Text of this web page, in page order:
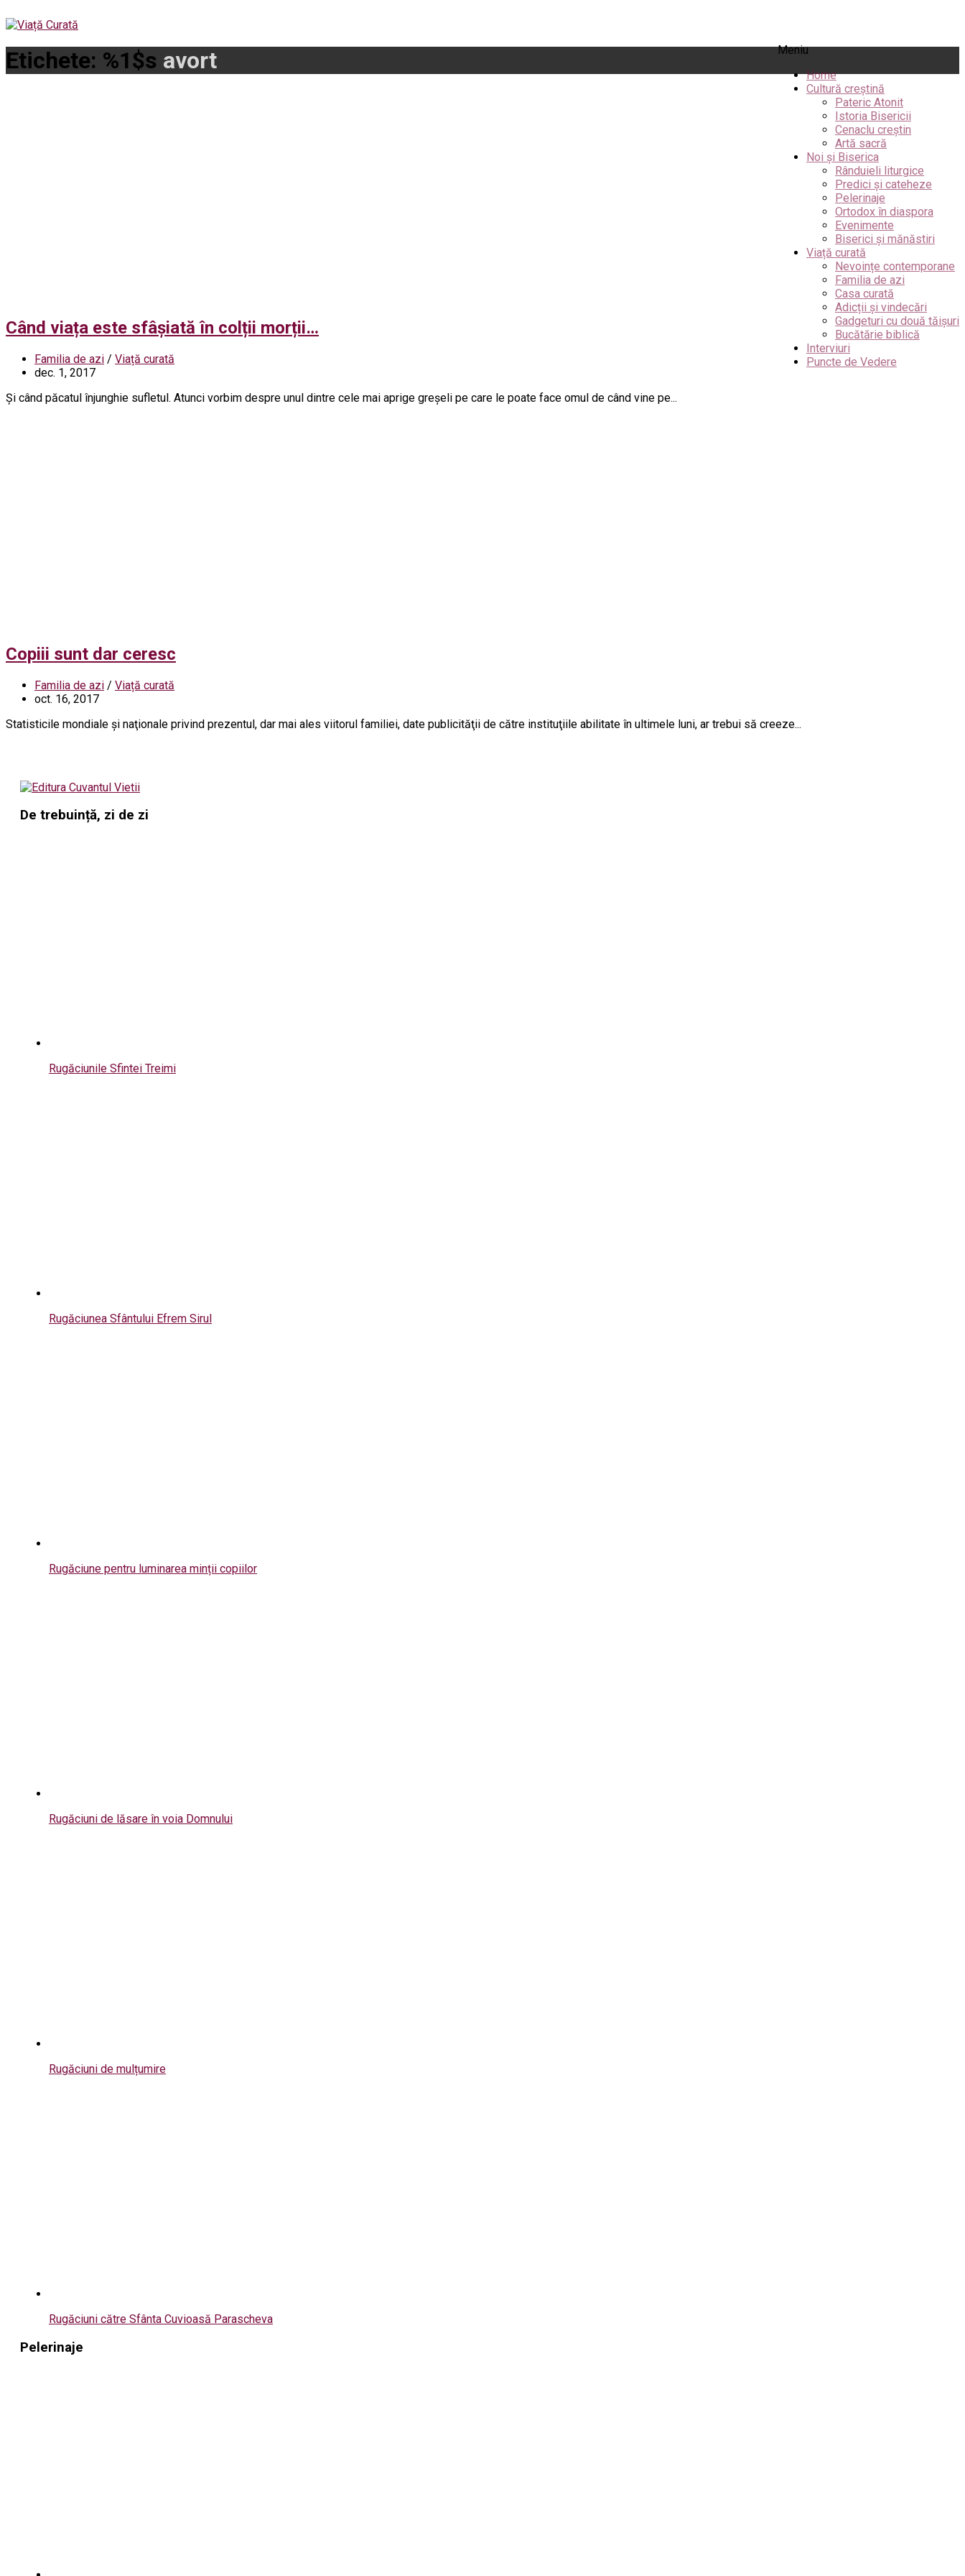
Meniu
Home
Cultură creștină
Pateric Atonit
Istoria Bisericii
Cenaclu creștin
Artă sacră
Noi și Biserica
Rânduieli liturgice
Predici și cateheze
Pelerinaje
Ortodox în diaspora
Evenimente
Biserici și mănăstiri
Viață curată
Nevoințe contemporane
Familia de azi
Casa curată
Adicții și vindecări
Gadgeturi cu două tăișuri
Bucătărie biblică
Interviuri
Puncte de Vedere
Etichete: %1$s avort
Când viața este sfâșiată în colții morții…
Familia de azi / Viață curată
dec. 1, 2017
Și când păcatul înjunghie sufletul. Atunci vorbim despre unul dintre cele mai aprige greșeli pe care le poate face omul de când vine pe...
Copiii sunt dar ceresc
Familia de azi / Viață curată
oct. 16, 2017
Statisticile mondiale şi naţionale privind prezentul, dar mai ales viitorul familiei, date publicităţii de către instituţiile abilitate în ultimele luni, ar trebui să creeze...
De trebuință, zi de zi
Rugăciunile Sfintei Treimi
Rugăciunea Sfântului Efrem Sirul
Rugăciune pentru luminarea minții copiilor
Rugăciuni de lăsare în voia Domnului
Rugăciuni de mulțumire
Rugăciuni către Sfânta Cuvioasă Parascheva
Pelerinaje